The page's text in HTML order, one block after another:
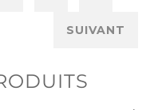
SUIVANT